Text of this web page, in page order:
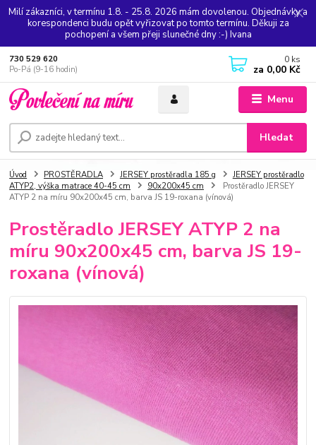
Milí zákazníci, v termínu 1.8. - 25.8. 2026 mám dovolenou. Objednávky a
korespondenci budu opět vyřizovat po tomto termínu. Děkuji za
pochopení a všem přeji slunečné dny :-) Ivana
Menu
Hledat
730 529 620
Po-Pá (9-16 hodin)
0 ks
za 0,00 Kč
Úvod PROSTĚRADLA JERSEY prostěradla 185 g
JERSEY prostěradlo
ATYP2, výška matrace 40-45 cm
90x200x45 cm
Prostěradlo JERSEY
ATYP 2 na míru 90x200x45 cm, barva JS 19-roxana (vínová)
Prostěradlo JERSEY ATYP 2 na
míru 90x200x45 cm, barva JS 19-
roxana (vínová)